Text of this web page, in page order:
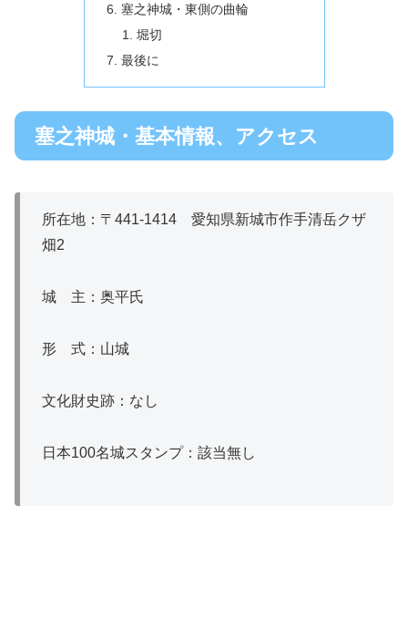
塞之神城・東側の曲輪
堀切
最後に
塞之神城・基本情報、アクセス
所在地：〒441-1414 愛知県新城市作手清岳クザ
畑2
城 主：奥平氏
形 式：山城
文化財史跡：なし
日本100名城スタンプ：該当無し